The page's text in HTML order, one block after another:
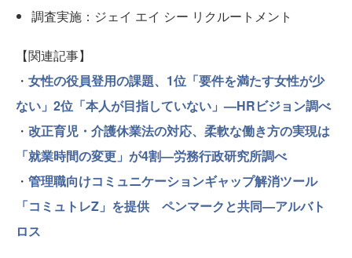
調査実施：ジェイ エイ シー リクルートメント
【関連記事】
・ 女性の役員登用の課題、1位「要件を満たす女性が少
ない」2位「本人が目指していない」—HRビジョン調べ
・ 改正育児・介護休業法の対応、柔軟な働き方の実現は
「就業時間の変更」が4割—労務行政研究所調べ
・ 管理職向けコミュニケーションギャップ解消ツール
「コミュトレZ」を提供 ペンマークと共同—アルバト
ロス